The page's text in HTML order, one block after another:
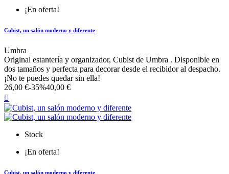
¡En oferta!
Cubist, un salón moderno y diferente
Umbra
Original estantería y organizador, Cubist de Umbra . Disponible en
dos tamaños y perfecta para decorar desde el recibidor al despacho.
¡No te puedes quedar sin ella!
26,00 €-35%40,00 €

Stock
¡En oferta!
Cubist, un salón moderno y diferente